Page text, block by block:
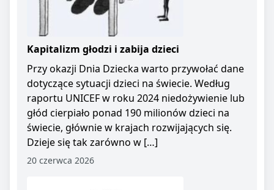
Kapitalizm głodzi i zabija dzieci
Przy okazji Dnia Dziecka warto przywołać dane
dotyczące sytuacji dzieci na świecie. Według
raportu UNICEF w roku 2024 niedożywienie lub
głód cierpiało ponad 190 milionów dzieci na
świecie, głównie w krajach rozwijających się.
Dzieje się tak zarówno w […]
20 czerwca 2026